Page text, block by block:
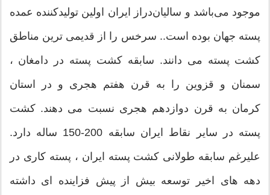
موجود می‌باشد و سالیان‌دراز ایران‌ اولین‌ تولیدکننده‌ عمده‌
پسته‌ جهان‌ بوده‌‌ است‌.. سرخس را از قدیمی ترین مناطق
کشت پسته می دانند. سابقه کشت پسته در دامغان ،
سمنان و قزوین را به قرن هفتم هجری و در استان
کرمان به قرن دوازدهم هجری نسبت می دهند. کشت
پسته در سایر نقاط ایران سابقه 200-150 ساله دارد.
علیرغم سابقه طولانی کشت پسته ایران ، پسته کاری در
دهه های اخیر توسعه بیش از پیش فزاینده ای داشته